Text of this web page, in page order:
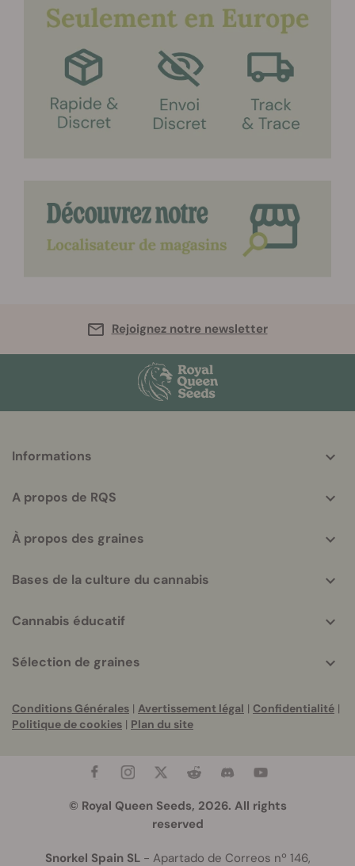
Rejoignez notre newsletter
helpful
Informations
A propos de RQS
À propos des graines
Bases de la culture du cannabis
Cannabis éducatif
Sélection de graines
Conditions Générales | Avertissement légal | Confidentialité |
Politique de cookies | Plan du site
© Royal Queen Seeds, 2026. All rights
reserved
Snorkel Spain SL- Apartado de Correos nº 146,